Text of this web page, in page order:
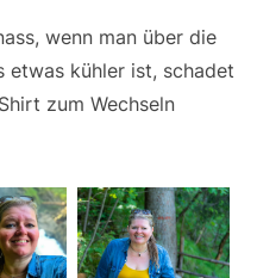
wenn man über die
etwas kühler ist, schadet
zum Wechseln